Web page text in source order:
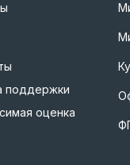
поддержки
оценка